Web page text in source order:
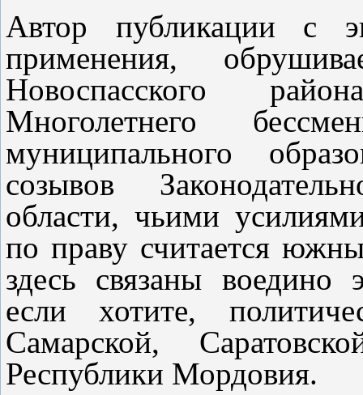
Автор публикации с
применения,
Новоспасского
Многолетнего
муниципального
созывов
области, чьими
по праву считается
здесь связаны воедино
если хотите,
Самарской,
Республики Мордовия.